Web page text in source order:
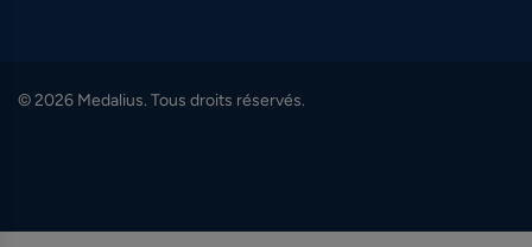
© 2026 Medalius. Tous droits réservés.